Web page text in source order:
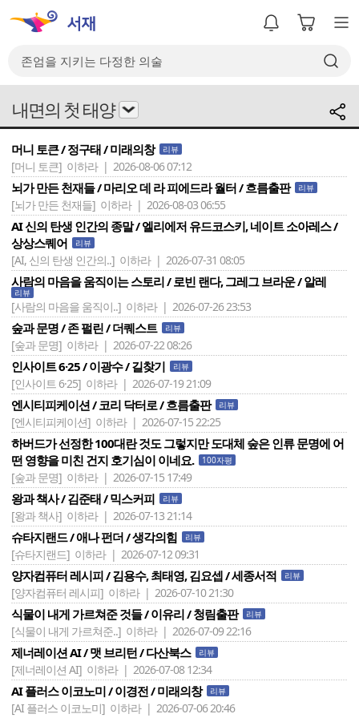
내면의 첫 태양
머니 토큰 / 정구태 / 미래의창 리뷰
[머니 토큰] 이하라 | 2026-08-06 07:12
뇌가 만든 천재들 / 마리오 데 라 피에드라 월터 / 흐름출판 리뷰
[뇌가 만든 천재들] 이하라 | 2026-08-03 06:55
AI 신의 탄생 인간의 종말 / 엘리에저 유드코스키, 네이트 소아레스 /
상상스퀘어
리뷰
[AI, 신의 탄생 인간의..] 이하라 | 2026-07-31 08:05
사람의 마음을 움직이는 스토리 / 로빈 랜다, 그레그 브라운 / 알레
리뷰
[사람의 마음을 움직이..] 이하라 | 2026-07-26 23:53
숲과 문명 / 존 펄린 / 더퀘스트 리뷰
[숲과 문명] 이하라 | 2026-07-22 08:26
인사이트 6·25 / 이광수 / 길찾기 리뷰
[인사이트 6·25] 이하라 | 2026-07-19 21:09
엔시티피케이션 / 코리 닥터로 / 흐름출판 리뷰
[엔시티피케이션] 이하라 | 2026-07-15 22:25
하버드가 선정한 100대란 것도 그렇지만 도대체 숲은 인류 문명에 어
떤 영향을 미친 건지 호기심이 이네요.
100자평
[숲과 문명] 이하라 | 2026-07-15 17:49
왕과 책사 / 김준태 / 믹스커피 리뷰
[왕과 책사] 이하라 | 2026-07-13 21:14
슈타지랜드 / 애나 펀더 / 생각의힘 리뷰
[슈타지랜드] 이하라 | 2026-07-12 09:31
양자컴퓨터 레시피 / 김용수, 최태영, 김요셉 / 세종서적 리뷰
[양자컴퓨터 레시피] 이하라 | 2026-07-10 21:30
식물이 내게 가르쳐준 것들 / 이유리 / 청림출판 리뷰
[식물이 내게 가르쳐준..] 이하라 | 2026-07-09 22:16
제너레이션 AI / 맷 브리턴 / 다산북스 리뷰
[제너레이션 AI] 이하라 | 2026-07-08 12:34
AI 플러스 이코노미 / 이경전 / 미래의창 리뷰
[AI 플러스 이코노미] 이하라 | 2026-07-06 20:46